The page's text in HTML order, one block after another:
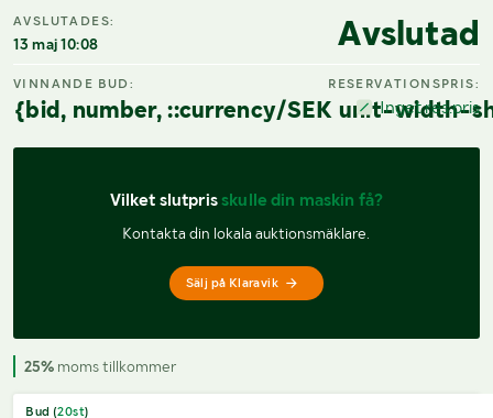
AVSLUTADES:
13 maj 10:08 Avslutad
VINNANDE BUD:
{bid, number, ::currency/SEK unit-width-
RESERVATIONSPRIS:
Inget res.pris
Vilket slutpris skulle din maskin få?
Kontakta din lokala auktionsmäklare.
Sälj på Klaravik
25% moms tillkommer
Bud (20st)